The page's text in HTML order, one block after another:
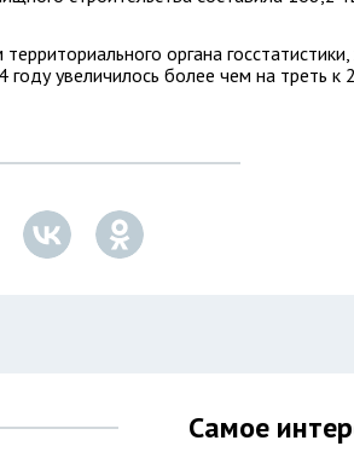
органа
увеличилось более чем на треть к
Самое